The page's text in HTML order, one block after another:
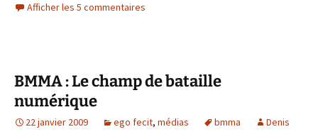
Afficher les 5 commentaires
BMMA : Le champ de bataille
numérique
22 janvier 2009 ego fecit, médias bmma Denis